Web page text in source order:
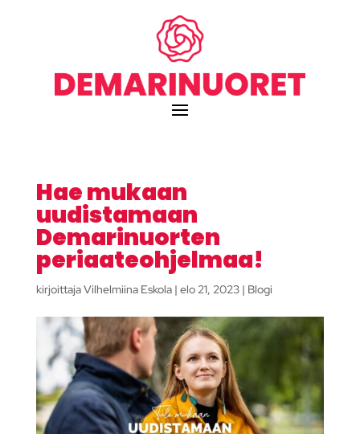
Hae mukaan
uudistamaan
Demarinuorten
periaateohjelmaa!
kirjoittajaVilhelmiina Eskola| elo 21, 2023| Blogi